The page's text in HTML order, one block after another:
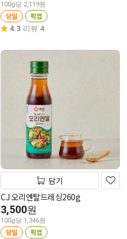
100g당 2,119원
당일 픽업
4.3 리뷰 4
담기
CJ 오리엔탈드레싱260g
3,500원
100g당 1,346원
당일 픽업